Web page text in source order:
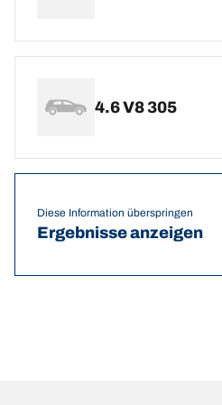
4.6 V8 305
Diese Information überspringen
Ergebnisse anzeigen